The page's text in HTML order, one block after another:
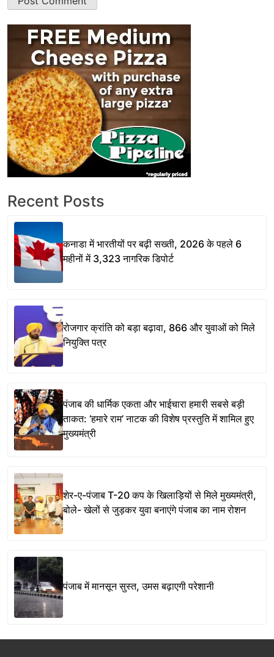
Recent Posts
कनाडा में भारतीयों पर बढ़ी सख्ती, 2026 के पहले 6
महीनों में 3,323 नागरिक डिपोर्ट
रोजगार क्रांति को बड़ा बढ़ावा, 866 और युवाओं को मिले
नियुक्ति पत्र
पंजाब की धार्मिक एकता और भाईचारा हमारी सबसे बड़ी
ताकत: ‘हमारे राम’ नाटक की विशेष प्रस्तुति में शामिल हुए
मुख्यमंत्री
शेर-ए-पंजाब T-20 कप के खिलाड़ियों से मिले मुख्यमंत्री,
बोले- खेलों से जुड़कर युवा बनाएंगे पंजाब का नाम रोशन
पंजाब में मानसून सुस्त, उमस बढ़ाएगी परेशानी